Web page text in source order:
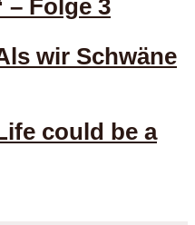
Folge 3
wir Schwäne
could be a